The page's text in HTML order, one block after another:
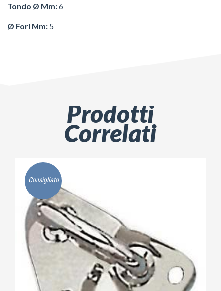
Tondo Ø Mm:6
Ø Fori Mm: 5
Prodotti
Correlati
Consigliato